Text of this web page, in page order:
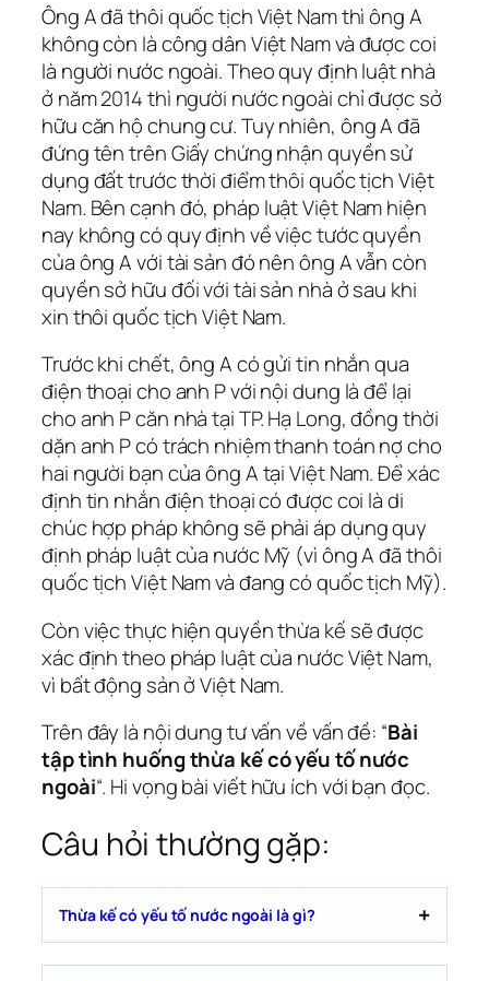
Ông A đã thôi quốc tịch Việt Nam thì ông A
không còn là công dân Việt Nam và được coi
là người nước ngoài. Theo quy định luật nhà
ở năm 2014 thì người nước ngoài chỉ được sở
hữu căn hộ chung cư. Tuy nhiên, ông A đã
đứng tên trên Giấy chứng nhận quyền sử
dụng đất trước thời điểm thôi quốc tịch Việt
Nam. Bên cạnh đó, pháp luật Việt Nam hiện
nay không có quy định về việc tước quyền
của ông A với tài sản đó nên ông A vẫn còn
quyền sở hữu đối với tài sản nhà ở sau khi
xin thôi quốc tịch Việt Nam.
Trước khi chết, ông A có gửi tin nhắn qua
điện thoại cho anh P với nội dung là để lại
cho anh P căn nhà tại TP. Hạ Long, đồng thời
dặn anh P có trách nhiệm thanh toán nợ cho
hai người bạn của ông A tại Việt Nam. Để xác
định tin nhắn điện thoại có được coi là di
chúc hợp pháp không sẽ phải áp dụng quy
định pháp luật của nước Mỹ (vì ông A đã thôi
quốc tịch Việt Nam và đang có quốc tịch Mỹ).
Còn việc thực hiện quyền thừa kế sẽ được
xác định theo pháp luật của nước Việt Nam,
vì bất động sản ở Việt Nam.
Trên đây là nội dung tư vấn về vấn đề: “Bài
tập tình huống thừa kế có yếu tố nước
ngoài“. Hi vọng bài viết hữu ích với bạn đọc.
Câu hỏi thường gặp:
Thừa kế có yếu tố nước ngoài là gì?